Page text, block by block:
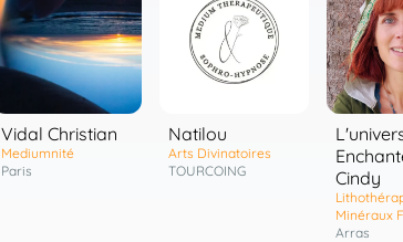
Vidal Christian
Mediumnité
Paris
Natilou
Arts Divinatoires
TOURCOING
Cindy
Minéraux
Arras